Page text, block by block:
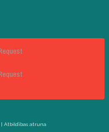
|Atbildības atruna